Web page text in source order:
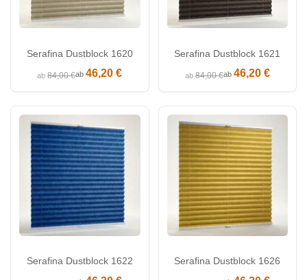
Serafina Dustblock 1620
ab84,00 €ab46,20 €
Serafina Dustblock 1621
ab84,00 €ab 46,20 €
Serafina Dustblock 1622 Serafina Dustblock 1626